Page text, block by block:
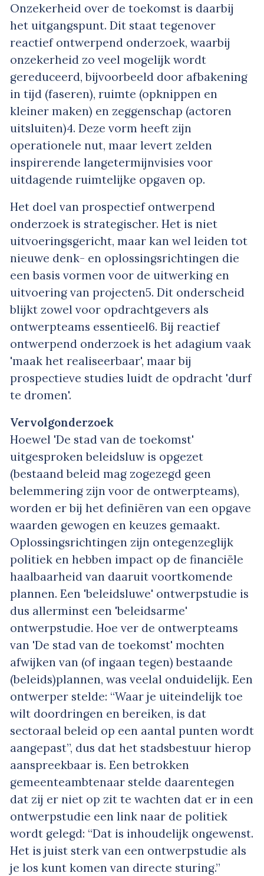
Onzekerheid over de toekomst is daarbij
het uitgangspunt. Dit staat tegenover
reactief ontwerpend onderzoek, waarbij
onzekerheid zo veel mogelijk wordt
gereduceerd, bijvoorbeeld door afbakening
in tijd (faseren), ruimte (opknippen en
kleiner maken) en zeggenschap (actoren
uitsluiten)4. Deze vorm heeft zijn
operationele nut, maar levert zelden
inspirerende langetermijnvisies voor
uitdagende ruimtelijke opgaven op.
Het doel van prospectief ontwerpend
onderzoek is strategischer. Het is niet
uitvoeringsgericht, maar kan wel leiden tot
nieuwe denk- en oplossingsrichtingen die
een basis vormen voor de uitwerking en
uitvoering van projecten5. Dit onderscheid
blijkt zowel voor opdrachtgevers als
ontwerpteams essentieel6. Bij reactief
ontwerpend onderzoek is het adagium vaak
'maak het realiseerbaar', maar bij
prospectieve studies luidt de opdracht 'durf
te dromen'.
Vervolgonderzoek
Hoewel 'De stad van de toekomst'
uitgesproken beleidsluw is opgezet
(bestaand beleid mag zogezegd geen
belemmering zijn voor de ontwerpteams),
worden er bij het definiëren van een opgave
waarden gewogen en keuzes gemaakt.
Oplossingsrichtingen zijn ontegenzeglijk
politiek en hebben impact op de financiële
haalbaarheid van daaruit voortkomende
plannen. Een 'beleidsluwe' ontwerpstudie is
dus allerminst een 'beleidsarme'
ontwerpstudie. Hoe ver de ontwerpteams
van 'De stad van de toekomst' mochten
afwijken van (of ingaan tegen) bestaande
(beleids)plannen, was veelal onduidelijk. Een
ontwerper stelde: “Waar je uiteindelijk toe
wilt doordringen en bereiken, is dat
sectoraal beleid op een aantal punten wordt
aangepast”, dus dat het stadsbestuur hierop
aanspreekbaar is. Een betrokken
gemeenteambtenaar stelde daarentegen
dat zij er niet op zit te wachten dat er in een
ontwerpstudie een link naar de politiek
wordt gelegd: “Dat is inhoudelijk ongewenst.
Het is juist sterk van een ontwerpstudie als
je los kunt komen van directe sturing.”